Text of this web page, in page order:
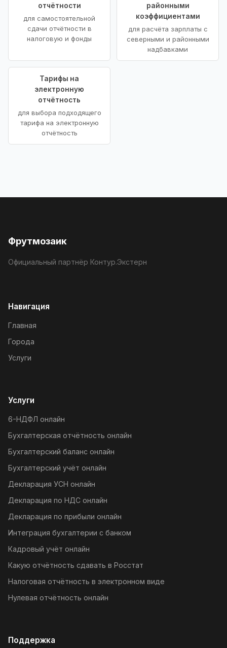
отчётности
для самостоятельной
сдачи отчётности в
налоговую и фонды
районными
коэффициентами
для расчёта зарплаты с
северными и районными
надбавками
Тарифы на
электронную
отчётность
для выбора подходящего
тарифа на электронную
отчётность
Фрутмозаик
Официальный партнёр Контур.Экстерн
Навигация
Главная
Города
Услуги
Услуги
6-НДФЛ онлайн
Бухгалтерская отчётность онлайн
Бухгалтерский баланс онлайн
Бухгалтерский учёт онлайн
Декларация УСН онлайн
Декларация по НДС онлайн
Декларация по прибыли онлайн
Интеграция бухгалтерии с банком
Кадровый учёт онлайн
Какую отчётность сдавать в Росстат
Налоговая отчётность в электронном виде
Нулевая отчётность онлайн
Поддержка